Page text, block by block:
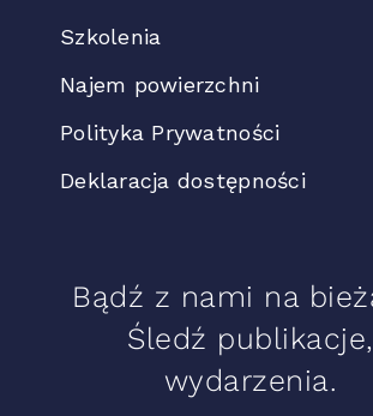
Szkolenia
Najem powierzchni
Polityka Prywatności
Deklaracja dostępności
Bądź z nami na
Śledź publikacje,
wydarzenia.